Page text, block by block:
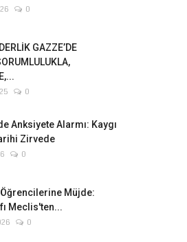
0
GAZZE’DE
0
Anksiyete Alarmı: Kaygı
Zirvede
0
Müjde:
Meclis'ten...
0